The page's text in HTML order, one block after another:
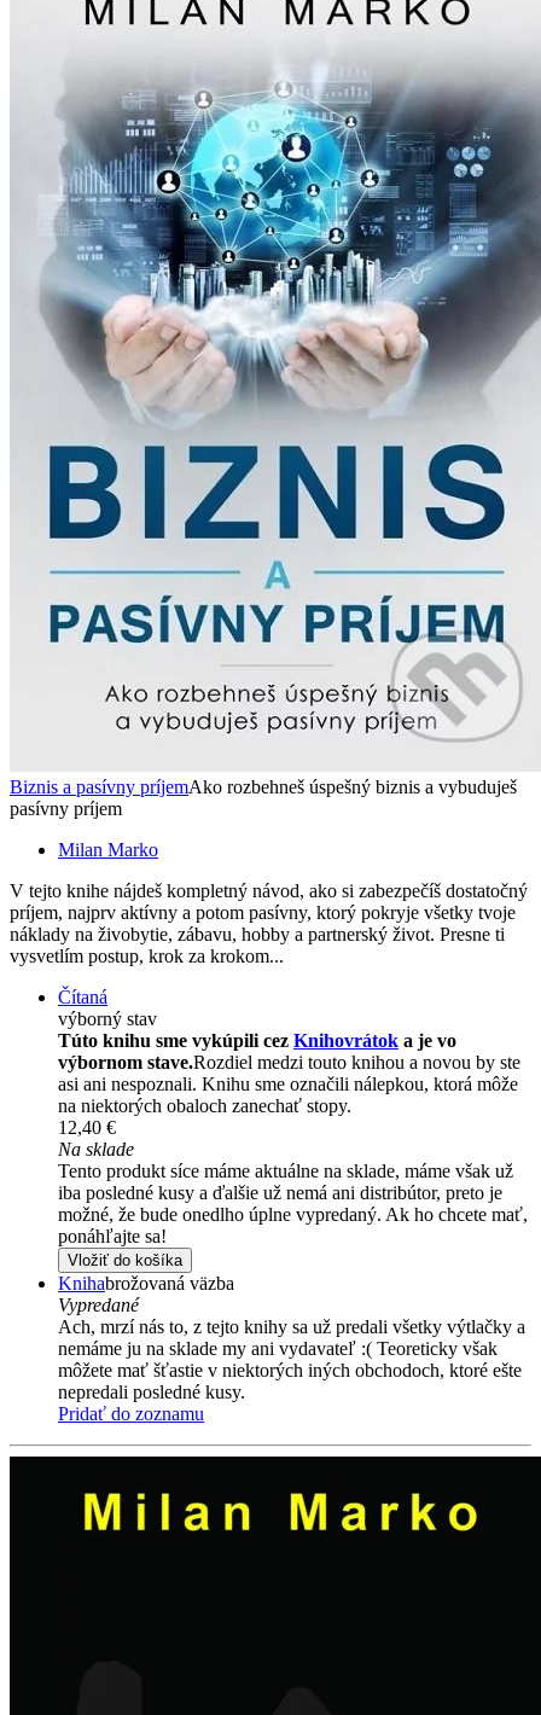
Biznis a pasívny príjemAko rozbehneš úspešný biznis a vybuduješ
pasívny príjem
Milan Marko
V tejto knihe nájdeš kompletný návod, ako si zabezpečíš dostatočný
príjem, najprv aktívny a potom pasívny, ktorý pokryje všetky tvoje
náklady na živobytie, zábavu, hobby a partnerský život. Presne ti
vysvetlím postup, krok za krokom...
Čítaná
výborný stav
Túto knihu sme vykúpili cez Knihovrátok a je vo
výbornom stave.Rozdiel medzi touto knihou a novou by ste
asi ani nespoznali. Knihu sme označili nálepkou, ktorá môže
na niektorých obaloch zanechať stopy.
12,40 €
Na sklade
Tento produkt síce máme aktuálne na sklade, máme však už
iba posledné kusy a ďalšie už nemá ani distribútor, preto je
možné, že bude onedlho úplne vypredaný. Ak ho chcete mať,
ponáhľajte sa!
Vložiť do košíka
Knihabrožovaná väzba
Vypredané
Ach, mrzí nás to, z tejto knihy sa už predali všetky výtlačky a
nemáme ju na sklade my ani vydavateľ :( Teoreticky však
môžete mať šťastie v niektorých iných obchodoch, ktoré ešte
nepredali posledné kusy.
Pridať do zoznamu